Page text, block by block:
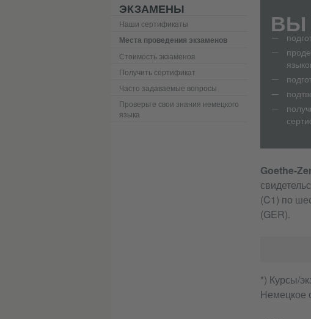
ЭКЗАМЕНЫ
Наши сертификаты
Места проведения экзаменов
Стоимость экзаменов
Получить сертификат
Часто задаваемые вопросы
Проверьте свои знания немецкого
языка
ВЫ
Goethe-
(C1) по
(GER).
*) Курсы/
Немецкое